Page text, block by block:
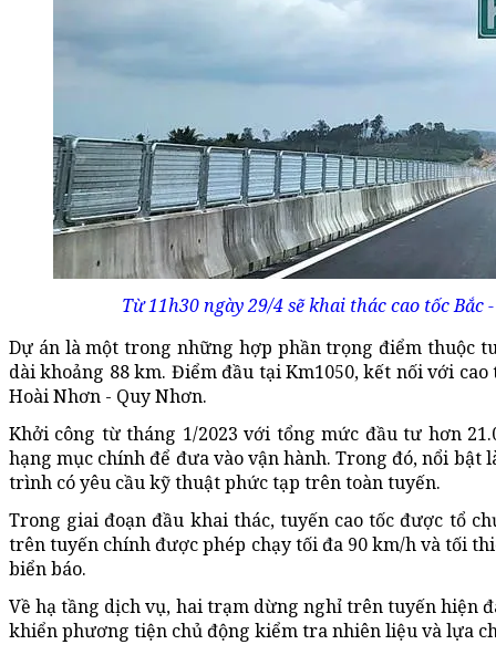
Từ 11h30 ngày 29/4 sẽ khai thác cao tốc
Dự án là một trong những hợp phần trọng điểm thuộc
dài khoảng 88 km. Điểm đầu tại Km1050, kết nối với
Hoài Nhơn - Quy Nhơn.
Khởi công từ tháng 1/2023 với tổng mức đầu tư hơn
hạng mục chính để đưa vào vận hành. Trong đó, nổi
trình có yêu cầu kỹ thuật phức tạp trên toàn tuyến.
Trong giai đoạn đầu khai thác, tuyến cao tốc được tổ
trên tuyến chính được phép chạy tối đa 90 km/h và tối
biển báo.
Về hạ tầng dịch vụ, hai trạm dừng nghỉ trên tuyến hiện
khiển phương tiện chủ động kiểm tra nhiên liệu và lựa